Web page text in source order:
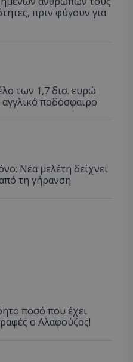
πριν φύγουν για
των 1,7 δισ. ευρώ
αγγλικό ποδόσφαιρο
Νέα μελέτη δείχνει
τη γήρανση
ποσό που έχει
ο Αλαφούζος!